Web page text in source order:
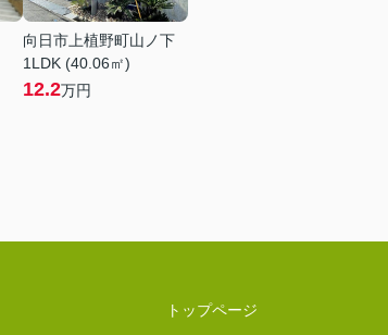
向日市上植野町山ノ下
1LDK (40.06㎡)
12.2万円
トップページ